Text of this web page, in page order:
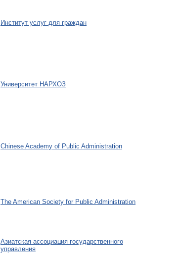
Институт услуг для граждан
Университет НАРХОЗ
Chinese Academy of Public Administration
The American Society for Public Administration
Aзиатская ассоциация государственного
управления